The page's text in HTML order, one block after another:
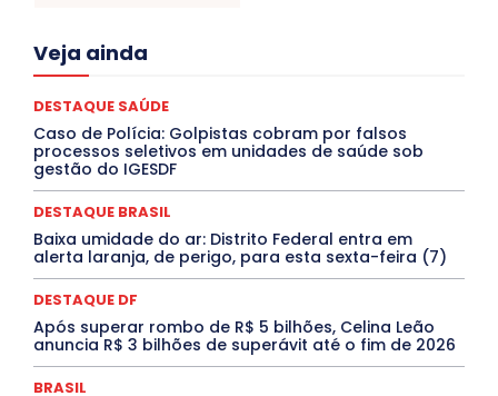
Veja ainda
Acre
Congressuanas & Esplanadumas
Covid-19
Crônica Política Crônicas
Cultura e Tal
DANÇA Dengue
Denuncia
DESTAQUE BRASIL
DESTAQUE DF
DESTAQUE SAÚDE
DESTAQUES OUTROS
ELEIÇÕES
Especial
Espírito Santo ESPORTE
ESTÁGIO
EVENTOS
EXPOSIÇÃO Featured
Febre Amarela
Febre Oropouche
FILMES
Goiás
Jogos Online
JUDICIÁRIO LITERATURA
Maranhão
Marburg
Mato Grosso
Mato Grosso do Sul
MEIO AMBIENTE
Minas Gerais MOBILIDADE
MPOX
MÚSICA
DESTAQUE SAÚDE
Caso de Polícia: Golpistas cobram por falsos
processos seletivos em unidades de saúde sob
gestão do IGESDF
DESTAQUE BRASIL
Baixa umidade do ar: Distrito Federal entra em
alerta laranja, de perigo, para esta sexta-feira (7)
DESTAQUE DF
Após superar rombo de R$ 5 bilhões, Celina Leão
anuncia R$ 3 bilhões de superávit até o fim de 2026
BRASIL